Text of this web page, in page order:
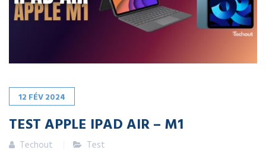
12 FÉV2024
TEST APPLE IPAD AIR – M1
Techout Test